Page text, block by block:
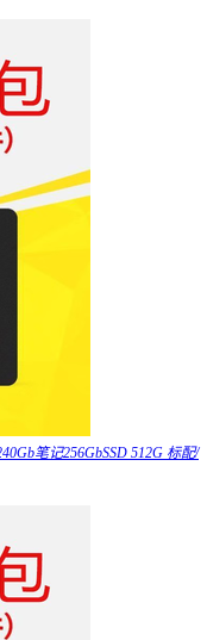
笔记256GbSSD 512G 标配/